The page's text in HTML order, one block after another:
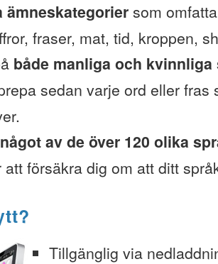
ämneskategorier som
fraser, mat, tid, kroppen,
både manliga och
sedan varje ord eller fras
av de över 120 olika
att försäkra dig om att ditt
Tillgänglig via